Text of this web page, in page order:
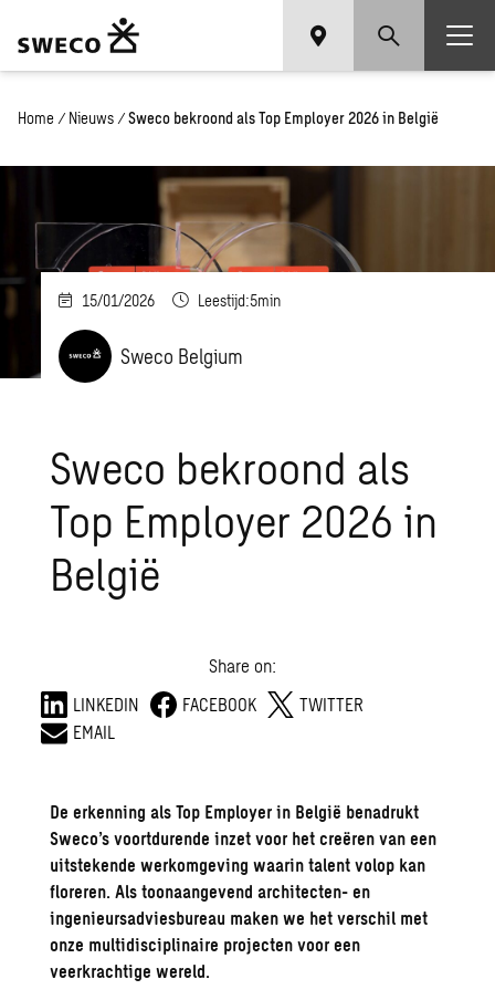
Home / Nieuws / Sweco bekroond als Top Employer 2026 in België
15/01/2026 Leestijd:5min
Sweco Belgium
Sweco bekroond als
Top Employer 2026 in
België
Share on:
LINKEDIN
FACEBOOK
TWITTER
EMAIL
De erkenning als Top Employer in België benadrukt
Sweco’s voortdurende inzet voor het creëren van een
uitstekende werkomgeving waarin talent volop kan
floreren. Als toonaangevend architecten- en
ingenieursadviesbureau maken we het verschil met
onze multidisciplinaire projecten voor een
veerkrachtige wereld.